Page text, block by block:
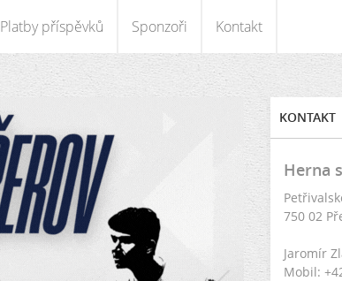
Platby příspěvků Sponzoři Kontakt
KONTAKT
Herna
750 02
Jaromír
Mobil: